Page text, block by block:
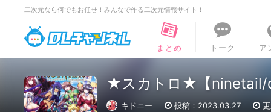
二次元なら何でもお任せ！みんなで作る二次元情報サイト！
DLチャンネル
まとめ
トーク ア
★スカトロ★【ninetail/
キドニー 投稿：2023.03.27